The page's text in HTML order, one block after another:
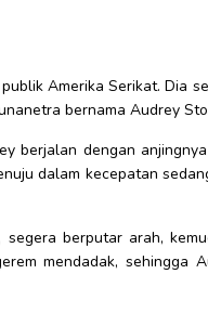
Amerika Serikat. Dia
bernama Audrey
berjalan dengan
dalam kecepatan
berputar arah,
mendadak, sehingga